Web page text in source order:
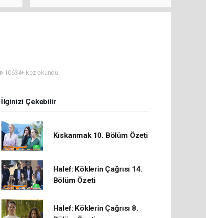
10634+ kez okundu.
İlginizi Çekebilir
Kıskanmak 10. Bölüm Özeti
Halef: Köklerin Çağrısı 14.
Bölüm Özeti
Halef: Köklerin Çağrısı 8.